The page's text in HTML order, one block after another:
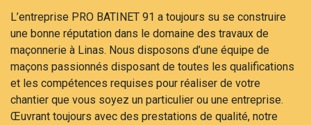
L’entreprise PRO BATINET 91 a toujours su se construire
une bonne réputation dans le domaine des travaux de
maçonnerie à Linas. Nous disposons d’une équipe de
maçons passionnés disposant de toutes les qualifications
et les compétences requises pour réaliser de votre
chantier que vous soyez un particulier ou une entreprise.
Œuvrant toujours avec des prestations de qualité, notre